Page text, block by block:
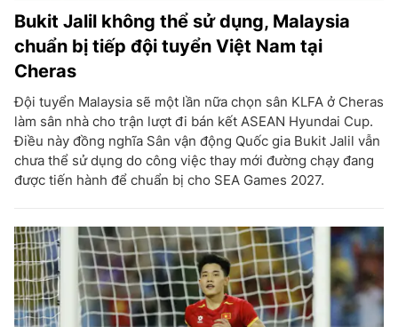
Bukit Jalil không thể sử dụng, Malaysia
chuẩn bị tiếp đội tuyển Việt Nam tại
Cheras
Đội tuyển Malaysia sẽ một lần nữa chọn sân KLFA ở Cheras
làm sân nhà cho trận lượt đi bán kết ASEAN Hyundai Cup.
Điều này đồng nghĩa Sân vận động Quốc gia Bukit Jalil vẫn
chưa thể sử dụng do công việc thay mới đường chạy đang
được tiến hành để chuẩn bị cho SEA Games 2027.